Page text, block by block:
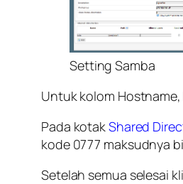
Setting Samba
Untuk kolom
Pada kotakShared
kode 0777 maksudnya
Setelah semua selesai